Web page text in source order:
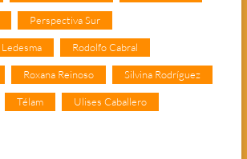
Perspectiva Sur
Ledesma Rodolfo Cabral
Roxana Reinoso Silvina Rodríguez
Télam Ulises Caballero